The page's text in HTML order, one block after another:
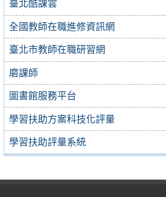
臺北酷課雲
全國教師在職進修資訊網
臺北市教師在職研習網
磨課師
圖書館服務平台
學習扶助方案科技化評量
學習扶助評量系統